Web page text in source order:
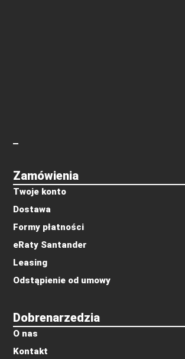
Dobrenarzedzia
O nas
Kontakt
Zamówienia
Twoje konto
Dostawa
Formy płatności
eRaty Santander
Leasing
Odstąpienie od umowy